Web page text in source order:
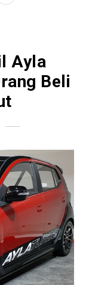
Ayla
Beli